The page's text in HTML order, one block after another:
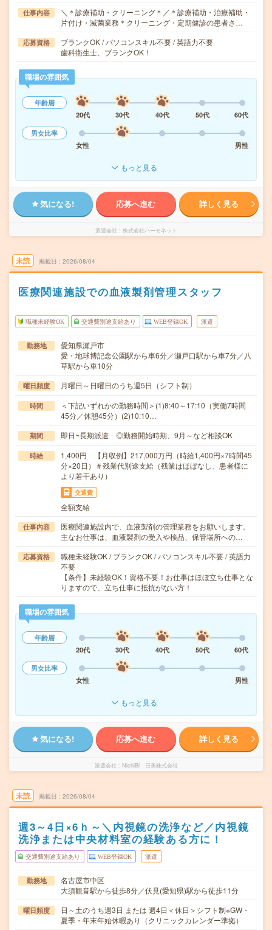
仕事内容
＼＊診療補助・クリーニング＊／＊診療補助・治療補助・
片付け・滅菌業務＊クリーニング・定期健診の患者さ…
応募資格
ブランクOK / パソコンスキル不要 / 英語力不要
歯科衛生士、ブランクOK！
職場の雰囲気
年齢層
20代
30代 40代 50代
60代
男女比率
女性
男性
もっと見る
気になる! 応募へ進む 詳しく見る
派遣会社 株式会社ハーモネット
未読 掲載日 2026/08/04
医療関連施設での血液製剤管理スタッフ
職種未経験OK 交通費別途支給あり WEB登録OK 派遣
勤務地
愛知県瀬戸市
愛・地球博記念公園駅から車6分／瀬戸口駅から車7分／八
草駅から車10分
曜日頻度 月曜日～日曜日のうち週5日（シフト制）
時間
＜下記いずれかの勤務時間＞(1)8:40～17:10（実働7時間
45分／休憩45分）(2)10:10…
期間 即日~長期派遣 ◎勤務開始時期、9月～など相談OK
時給
1,400円 【月収例】217,000万円（時給1,400円×7時間45
分×20日）＃残業代別途支給（残業はほぼなし、患者様に
より若干あり）
交通費
全額支給
仕事内容
医療関連施設内で、血液製剤の管理業務をお願いします。
主なお仕事は、血液製剤の受入や検品、保管場所への…
応募資格
職種未経験OK / ブランクOK / パソコンスキル不要 / 英語力
不要
【条件】未経験OK！資格不要！お仕事はほぼ立ち仕事とな
りますので、立ち仕事に抵抗がない方！
職場の雰囲気
年齢層
20代
30代 40代 50代
60代
男女比率
女性
男性
もっと見る
気になる! 応募へ進む 詳しく見る
派遣会社 NichiBi 日美株式会社
未読 掲載日 2026/08/04
週3～4日×6ｈ～＼内視鏡の洗浄など／内視鏡
洗浄または中央材料室の経験ある方に！
交通費別途支給あり WEB登録OK 派遣
勤務地
名古屋市中区
大須観音駅から徒歩8分／伏見(愛知県)駅から徒歩11分
曜日頻度
日～土のうち週3日 または 週4日＜休日＞シフト制※GW・
夏季・年末年始休暇あり（クリニックカレンダー準拠）